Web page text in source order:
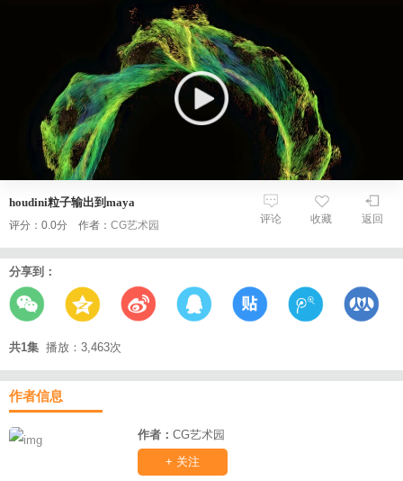
houdini粒子输出到maya
评分：0.0分 作者： CG艺术园 返回
收藏
评论
分享到：
共1集 播放：3,463次
作者信息
作者：CG艺术园
+ 关注